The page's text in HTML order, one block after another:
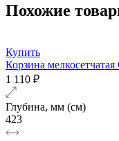
Похожие
Купить
Корзина
1 110 ₽
Глубина, мм (см)
423